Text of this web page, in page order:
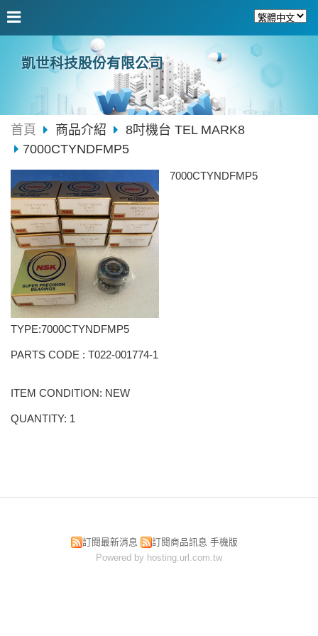
凱世科技股份有限公司
首頁 商品介紹
8吋機台 TEL MARK8
7000CTYNDFMP5
7000CTYNDFMP5
TYPE:7000CTYNDFMP5
PARTS CODE : T022-001774-1
ITEM CONDITION: NEW
QUANTITY: 1
訂閱最新消息 訂閱商品訊息 手機版
Powered by hosting.url.com.tw